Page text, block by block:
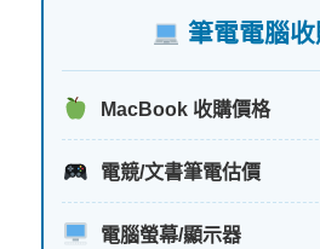
筆電電腦
MacBook 收購價格
電競/文書筆電估價
電腦螢幕/顯示器